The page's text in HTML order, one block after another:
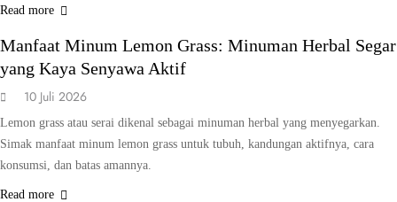
Read more
KESEHATAN
Manfaat Minum Lemon Grass: Minuman Herbal Segar
yang Kaya Senyawa Aktif
10 Juli 2026
Lemon grass atau serai dikenal sebagai minuman herbal yang menyegarkan.
Simak manfaat minum lemon grass untuk tubuh, kandungan aktifnya, cara
konsumsi, dan batas amannya.
Read more
GAYA HIDUP